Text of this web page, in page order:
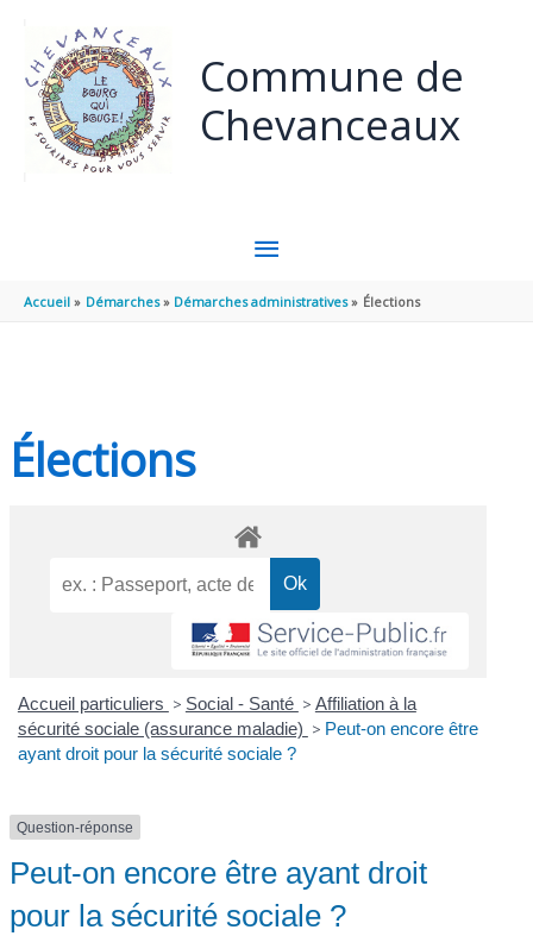
Commune de
Chevanceaux
MENU
PRINCIPAL
Accueil Démarches Démarches administratives Élections
Élections
Accueil particuliers > Social - Santé > Affiliation à la
sécurité sociale (assurance maladie) > Peut-on encore être
ayant droit pour la sécurité sociale ?
Question-réponse
Peut-on encore être ayant droit
pour la sécurité sociale ?